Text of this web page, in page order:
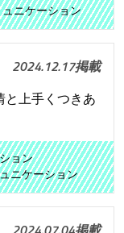
ニケーション
2024.12.17掲載
と上手くつきあ
ョン
ニケーション